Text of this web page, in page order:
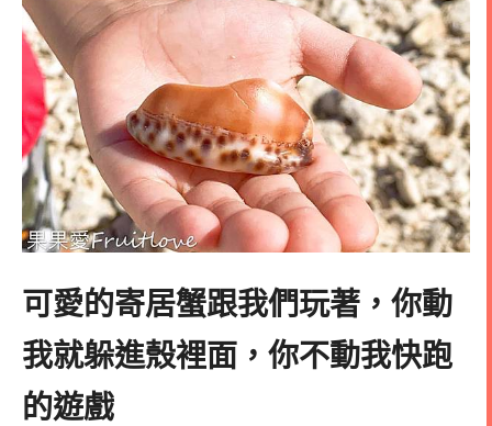
可愛的寄居蟹跟我們玩著，你動
我就躲進殼裡面，你不動我快跑
的遊戲